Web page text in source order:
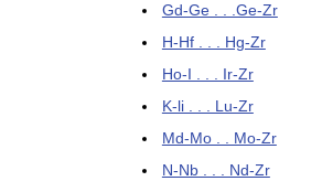
Gd-Ge . . .Ge-Zr
H-Hf . . . Hg-Zr
Ho-I . . . Ir-Zr
K-li . . . Lu-Zr
Md-Mo . . Mo-Zr
N-Nb . . . Nd-Zr